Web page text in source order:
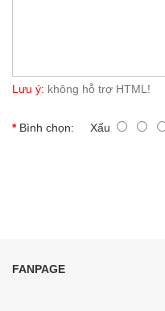
Lưu ý: không hỗ trợ HTML!
Bình chọn: Xấu
FANPAGE